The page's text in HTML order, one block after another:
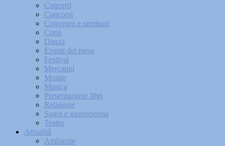
Concerti
Concorsi
Convegni e seminari
Corsi
Danza
Eventi del mese
Festival
Mercatini
Mostre
Musica
Presentazione libri
Religione
Sagra e gastronomia
Teatro
Attualità
Ambiente